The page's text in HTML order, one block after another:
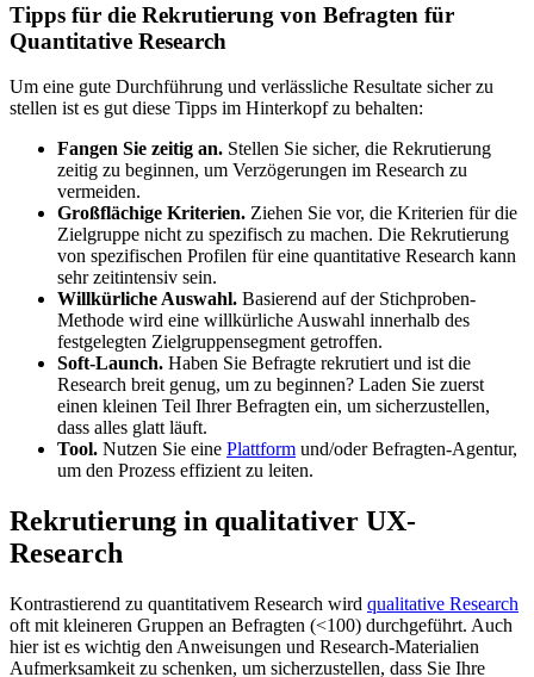
Tipps für die Rekrutierung von Befragten für
Quantitative Research
Um eine gute Durchführung und verlässliche Resultate sicher zu
stellen ist es gut diese Tipps im Hinterkopf zu behalten:
Fangen Sie zeitig an. Stellen Sie sicher, die Rekrutierung
zeitig zu beginnen, um Verzögerungen im Research zu
vermeiden.
Großflächige Kriterien. Ziehen Sie vor, die Kriterien für die
Zielgruppe nicht zu spezifisch zu machen. Die Rekrutierung
von spezifischen Profilen für eine quantitative Research kann
sehr zeitintensiv sein.
Willkürliche Auswahl. Basierend auf der Stichproben-
Methode wird eine willkürliche Auswahl innerhalb des
festgelegten Zielgruppensegment getroffen.
Soft-Launch. Haben Sie Befragte rekrutiert und ist die
Research breit genug, um zu beginnen? Laden Sie zuerst
einen kleinen Teil Ihrer Befragten ein, um sicherzustellen,
dass alles glatt läuft.
Tool. Nutzen Sie eine Plattform und/oder Befragten-Agentur,
um den Prozess effizient zu leiten.
Rekrutierung in qualitativer UX-
Research
Kontrastierend zu quantitativem Research wird qualitative Research
oft mit kleineren Gruppen an Befragten (<100) durchgeführt. Auch
hier ist es wichtig den Anweisungen und Research-Materialien
Aufmerksamkeit zu schenken, um sicherzustellen, dass Sie Ihre